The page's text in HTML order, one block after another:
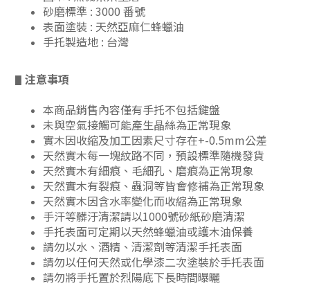
砂磨標準 : 3000 番號
表面塗裝 : 天然亞麻仁蜂蠟油
手托製造地 : 台灣
▋ 注意事項
本商品銷售內容僅有手托不包括鍵盤
未與空氣接觸可能產生晶絲為正常現象
實木因收縮及加工因素尺寸存在+-0.5mm公差
天然實木每一塊紋路不同，預設標準隨機發貨
天然實木有細痕、毛細孔、磨痕為正常現象
天然實木有裂痕、蟲洞等皆會修補為正常現象
天然實木因含水率變化而收縮為正常現象
手汗等髒汙清潔請以1000號砂紙砂磨清潔
手托表面可定期以天然蜂蠟油或護木油保養
請勿以水、酒精、清潔劑等清潔手托表面
請勿以任何天然或化學漆二次塗裝於手托表面
請勿將手托置於烈陽底下長時間曝曬